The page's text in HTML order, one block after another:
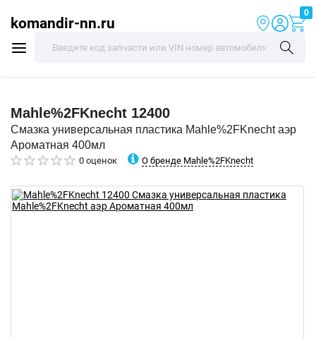
komandir-nn.ru
0
Mahle%2FKnecht 12400
Смазка универсальная пластика Mahle%2FKnecht аэр
Ароматная 400мл
0 оценок О бренде Mahle%2FKnecht